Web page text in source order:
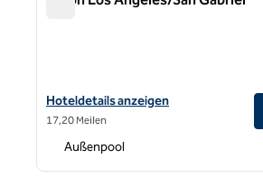
Hoteldetails für das Hilton Los
Hoteldetails anzeigen
17,20 Meilen
Außenpool